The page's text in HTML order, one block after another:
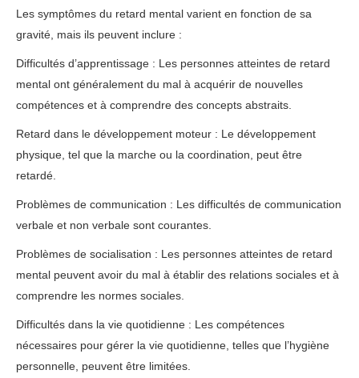
Les symptômes du retard mental varient en fonction de sa
gravité, mais ils peuvent inclure :
Difficultés d’apprentissage : Les personnes atteintes de retard
mental ont généralement du mal à acquérir de nouvelles
compétences et à comprendre des concepts abstraits.
Retard dans le développement moteur : Le développement
physique, tel que la marche ou la coordination, peut être
retardé.
Problèmes de communication : Les difficultés de communication
verbale et non verbale sont courantes.
Problèmes de socialisation : Les personnes atteintes de retard
mental peuvent avoir du mal à établir des relations sociales et à
comprendre les normes sociales.
Difficultés dans la vie quotidienne : Les compétences
nécessaires pour gérer la vie quotidienne, telles que l’hygiène
personnelle, peuvent être limitées.